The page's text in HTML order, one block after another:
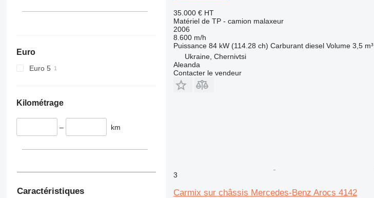
430
444
589
914
Euro
Euro 5
Kilométrage
– km
Caractéristiques
35.000 € HT
Matériel de TP - camion malaxeur
2006
8.600 m/h
Puissance 84 kW (114.28 ch) Carburant diesel Volume 3,5 m³
Ukraine, Chernivtsi
Aleanda
Contacter le vendeur
3
Carmix sur châssis Mercedes-Benz Arocs 4142